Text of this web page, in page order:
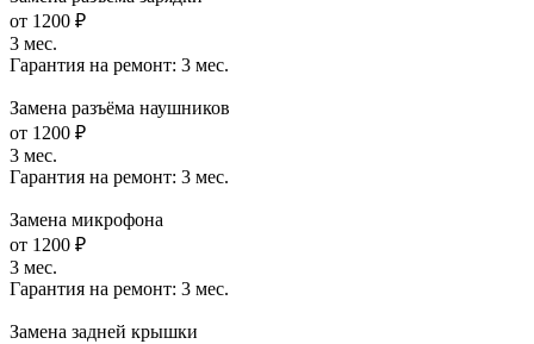
от 1200 ₽
3 мес.
Гарантия на ремонт: 3 мес.
Замена разъёма наушников
от 1200 ₽
3 мес.
Гарантия на ремонт: 3 мес.
Замена микрофона
от 1200 ₽
3 мес.
Гарантия на ремонт: 3 мес.
Замена задней крышки